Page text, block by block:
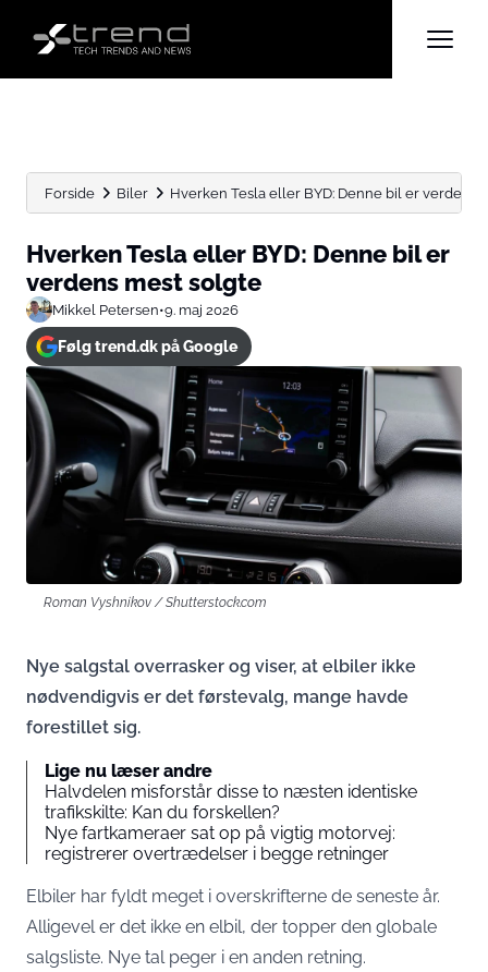
Forside Biler Hverken Tesla eller BYD: Denne bil er verdens
Hverken Tesla eller BYD: Denne bil er
verdens mest solgte
Mikkel Petersen•9. maj 2026
Følg trend.dk på Google
Roman Vyshnikov / Shutterstock.com
Nye salgstal overrasker og viser, at elbiler ikke
nødvendigvis er det førstevalg, mange havde
forestillet sig.
Lige nu læser andre
Halvdelen misforstår disse to næsten identiske
trafikskilte: Kan du forskellen?
Nye fartkameraer sat op på vigtig motorvej:
registrerer overtrædelser i begge retninger
Elbiler har fyldt meget i overskrifterne de seneste år.
Alligevel er det ikke en elbil, der topper den globale
salgsliste. Nye tal peger i en anden retning.